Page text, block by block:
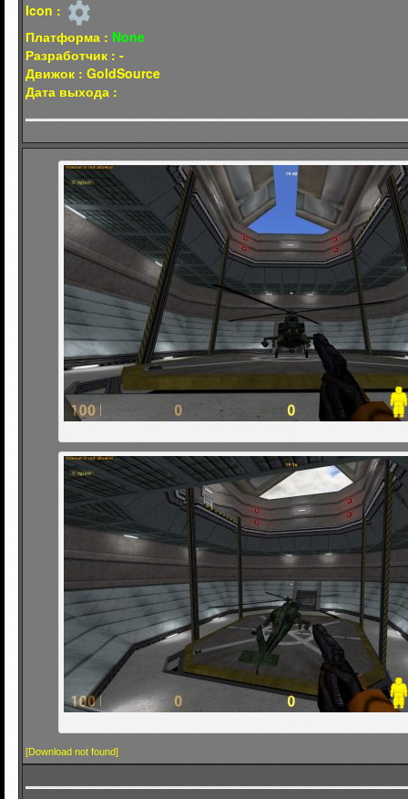
Icon :
Платформа : None
Разработчик : -
Движок : GoldSource
Дата выхода :
[Download not found]